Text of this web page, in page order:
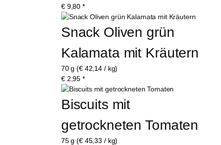
€ 9,80 *
Snack Oliven grün
Kalamata mit Kräutern
70 g (€ 42,14 / kg)
€ 2,95 *
Biscuits mit
getrockneten Tomaten
75 g (€ 45,33 / kg)